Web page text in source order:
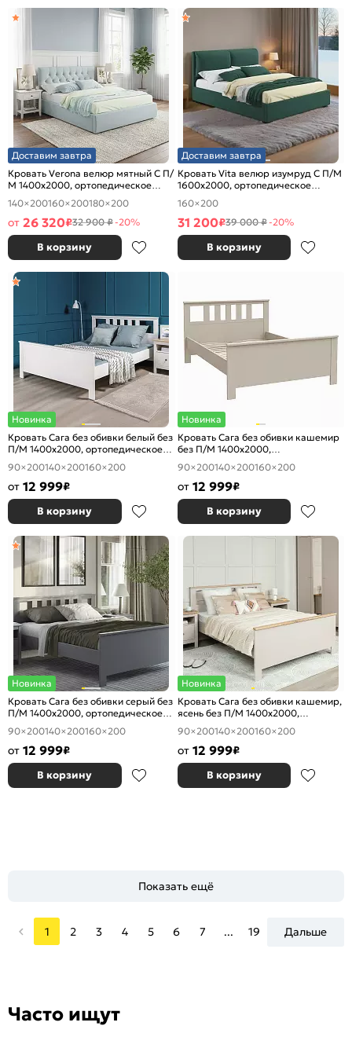
Доставим завтра
Кровать Verona велюр мятный С П/
М 1400x2000, ортопедическое
основание, изголовье мягкое
140×200160×200180×200
от 26 320₽32 900 ₽-20%
В корзину
Доставим завтра
Кровать Vita велюр изумруд С П/М
1600x2000, ортопедическое
основание, изголовье мягкое
160×200
31 200₽39 000 ₽-20%
В корзину
Новинка
Кровать Сага без обивки белый без
П/М 1400x2000, ортопедическое
основание, изголовье жесткое
90×200140×200160×200
от 12 999₽
В корзину
Новинка
Кровать Сага без обивки кашемир
без П/М 1400x2000,
ортопедическое основание,
изголовье жесткое
90×200140×200160×200
от 12 999₽
В корзину
Новинка
Кровать Сага без обивки серый без
П/М 1400x2000, ортопедическое
основание, изголовье жесткое
90×200140×200160×200
от 12 999₽
В корзину
Новинка
Кровать Сага без обивки кашемир,
ясень без П/М 1400x2000,
ортопедическое основание,
изголовье жесткое
90×200140×200160×200
от 12 999₽
В корзину
Показать ещё
1 2 3 4 5 6 7 ... 19 Дальше
Часто ищут